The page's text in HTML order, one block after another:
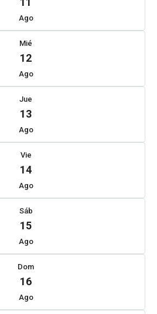
Ago
Mié
12
Ago
Jue
13
Ago
Vie
14
Ago
Sáb
15
Ago
Dom
16
Ago